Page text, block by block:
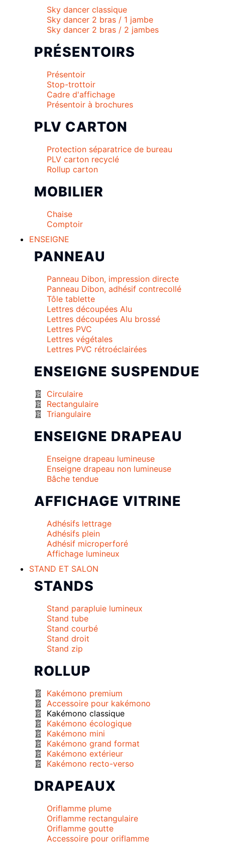
Sky dancer classique
Sky dancer 2 bras / 1 jambe
Sky dancer 2 bras / 2 jambes
PRÉSENTOIRS
Présentoir
Stop-trottoir
Cadre d'affichage
Présentoir à brochures
PLV CARTON
Protection séparatrice de bureau
PLV carton recyclé
Rollup carton
MOBILIER
Chaise
Comptoir
ENSEIGNE
PANNEAU
Panneau Dibon, impression directe
Panneau Dibon, adhésif contrecollé
Tôle tablette
Lettres découpées Alu
Lettres découpées Alu brossé
Lettres PVC
Lettres végétales
Lettres PVC rétroéclairées
ENSEIGNE SUSPENDUE
Circulaire
Rectangulaire
Triangulaire
ENSEIGNE DRAPEAU
Enseigne drapeau lumineuse
Enseigne drapeau non lumineuse
Bâche tendue
AFFICHAGE VITRINE
Adhésifs lettrage
Adhésifs plein
Adhésif microperforé
Affichage lumineux
STAND ET SALON
STANDS
Stand parapluie lumineux
Stand tube
Stand courbé
Stand droit
Stand zip
ROLLUP
Kakémono premium
Accessoire pour kakémono
Kakémono classique
Kakémono écologique
Kakémono mini
Kakémono grand format
Kakémono extérieur
Kakémono recto-verso
DRAPEAUX
Oriflamme plume
Oriflamme rectangulaire
Oriflamme goutte
Accessoire pour oriflamme